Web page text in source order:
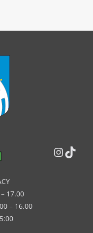
17.00
– 16.00